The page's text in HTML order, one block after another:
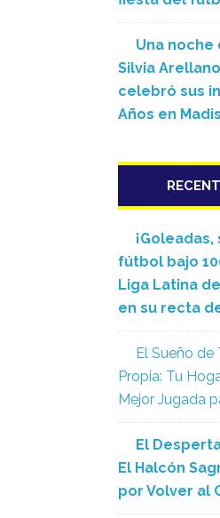
Una noche
Silvia
celebró sus
Años en
fútbol bajo
Liga Latina
en su recta
El Sueño de
Propia: Tu
Mejor Jugada
El
El Halcón
por Volver al